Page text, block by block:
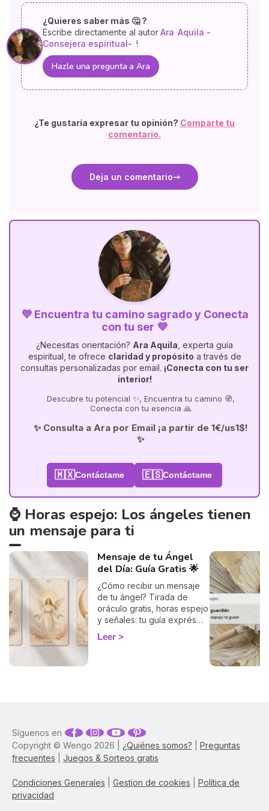
¿Quieres saber más 🤔 ?
Escribe directamente al autorAra Aquila -
Consejera espiritual- !
Hazle una pregunta a Ara
¿Te gustaría expresar tu opinión? Comparte tu
comentario.
Deja un comentario
💜 Encuentra tu camino sagrado y Conecta
con tu ser 💜
¿Necesitas orientación? Ara Aquila , experta guía
espiritual, te ofrece claridad y propósito a través de
consultas personalizadas por email. ¡Conecta con tu ser
interior!
Descubre tu potencial ✨, Encuentra tu camino 🧭,
Conecta con tu esencia 🙏
✨ Consulta a Ara por Email ¡a partir de 1€/us1$!
✨
🇲🇽Contáctame 🇪🇸Contáctame
⌚ Horas espejo: Los ángeles tienen
un mensaje para ti
Mensaje de tu Ángel
del Día: Guía Gratis 🌟
¿Cómo recibir un mensaje
de tu ángel? Tirada de
oráculo gratis, horas espejo
y señales: tu guía exprés
para descifrar el mensaje
de tus ángeles hoy.
Leer
Copyright © Wengo 2026 | ¿Quiénes somos?
Preguntas
frecuentes
Juegos & Sorteos gratis
Condiciones Generales Gestion de cookies
Política de
privacidad
Síguenos en